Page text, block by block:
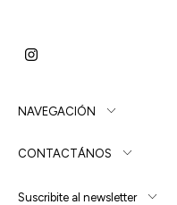
NAVEGACIÓN
CONTACTÁNOS
Suscribite al newsletter